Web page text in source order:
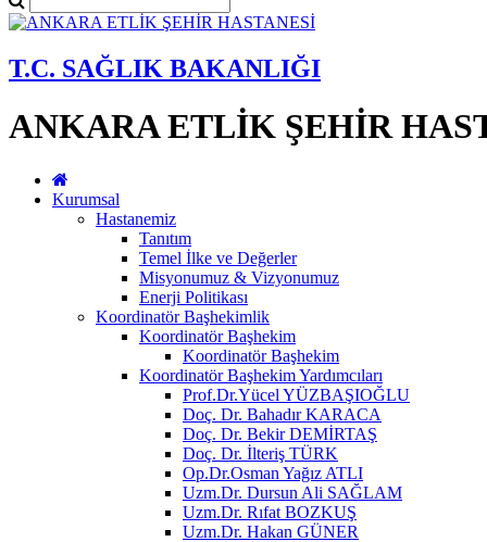
T.C. SAĞLIK BAKANLIĞI
ANKARA ETLİK ŞEHİR
Kurumsal
Hastanemiz
Tanıtım
Temel İlke ve Değerler
Misyonumuz & Vizyonumuz
Enerji Politikası
Koordinatör Başhekimlik
Koordinatör Başhekim
Koordinatör Başhekim
Koordinatör Başhekim Yardımcıları
Prof.Dr.Yücel YÜZBAŞIOĞLU
Doç. Dr. Bahadır KARACA
Doç. Dr. Bekir DEMİRTAŞ
Doç. Dr. İlteriş TÜRK
Op.Dr.Osman Yağız ATLI
Uzm.Dr. Dursun Ali SAĞLAM
Uzm.Dr. Rıfat BOZKUŞ
Uzm.Dr. Hakan GÜNER